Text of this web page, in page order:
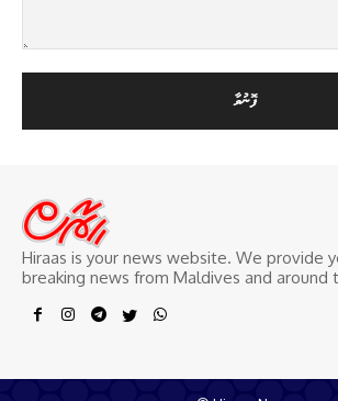
Hiraas is your news website. We provide
breaking news from Maldives and around